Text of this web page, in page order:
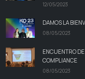
12/05/2023
DAMOS LA
08/05/2023
ENCUENTRO
COMPLIANCE
08/05/2023